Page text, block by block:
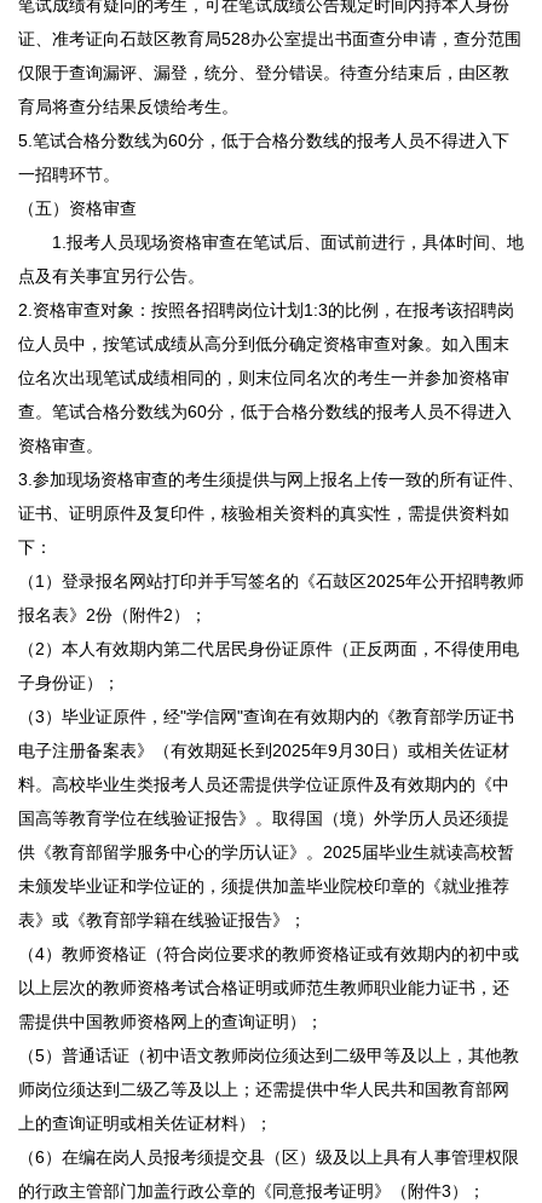
笔试成绩有疑问的考生，可在笔试成绩公告规定时间内持本人身份
证、准考证向石鼓区教育局528办公室提出书面查分申请，查分范围
仅限于查询漏评、漏登，统分、登分错误。待查分结束后，由区教
育局将查分结果反馈给考生。
5.笔试合格分数线为60分，低于合格分数线的报考人员不得进入下
一招聘环节。
（五）资格审查
1.报考人员现场资格审查在笔试后、面试前进行，具体时间、地
点及有关事宜另行公告。
2.资格审查对象：按照各招聘岗位计划1:3的比例，在报考该招聘岗
位人员中，按笔试成绩从高分到低分确定资格审查对象。如入围末
位名次出现笔试成绩相同的，则末位同名次的考生一并参加资格审
查。笔试合格分数线为60分，低于合格分数线的报考人员不得进入
资格审查。
3.参加现场资格审查的考生须提供与网上报名上传一致的所有证件、
证书、证明原件及复印件，核验相关资料的真实性，需提供资料如
下：
（1）登录报名网站打印并手写签名的《石鼓区2025年公开招聘教师
报名表》2份（附件2）；
（2）本人有效期内第二代居民身份证原件（正反两面，不得使用电
子身份证）；
（3）毕业证原件，经"学信网"查询在有效期内的《教育部学历证书
电子注册备案表》（有效期延长到2025年9月30日）或相关佐证材
料。高校毕业生类报考人员还需提供学位证原件及有效期内的《中
国高等教育学位在线验证报告》。取得国（境）外学历人员还须提
供《教育部留学服务中心的学历认证》。2025届毕业生就读高校暂
未颁发毕业证和学位证的，须提供加盖毕业院校印章的《就业推荐
表》或《教育部学籍在线验证报告》；
（4）教师资格证（符合岗位要求的教师资格证或有效期内的初中或
以上层次的教师资格考试合格证明或师范生教师职业能力证书，还
需提供中国教师资格网上的查询证明）；
（5）普通话证（初中语文教师岗位须达到二级甲等及以上，其他教
师岗位须达到二级乙等及以上；还需提供中华人民共和国教育部网
上的查询证明或相关佐证材料）；
（6）在编在岗人员报考须提交县（区）级及以上具有人事管理权限
的行政主管部门加盖行政公章的《同意报考证明》（附件3）；